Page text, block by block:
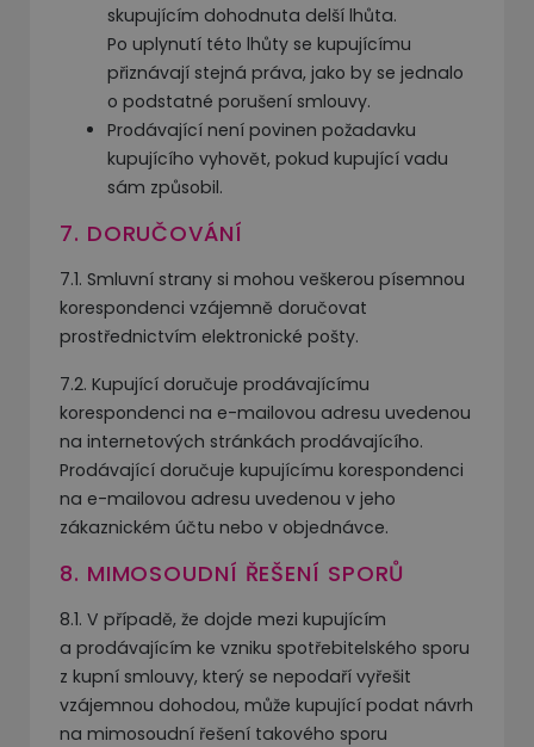
skupujícím dohodnuta delší lhůta.
Po uplynutí této lhůty se kupujícímu
přiznávají stejná práva, jako by se jednalo
o podstatné porušení smlouvy.
Prodávající není povinen požadavku
kupujícího vyhovět, pokud kupující vadu
sám způsobil.
7. DORUČOVÁNÍ
7.1. Smluvní strany si mohou veškerou písemnou
korespondenci vzájemně doručovat
prostřednictvím elektronické pošty.
7.2. Kupující doručuje prodávajícímu
korespondenci na e-mailovou adresu uvedenou
na internetových stránkách prodávajícího.
Prodávající doručuje kupujícímu korespondenci
na e-mailovou adresu uvedenou v jeho
zákaznickém účtu nebo v objednávce.
8. MIMOSOUDNÍ ŘEŠENÍ SPORŮ
8.1. V případě, že dojde mezi kupujícím
a prodávajícím ke vzniku spotřebitelského sporu
z kupní smlouvy, který se nepodaří vyřešit
vzájemnou dohodou, může kupující podat návrh
na mimosoudní řešení takového sporu